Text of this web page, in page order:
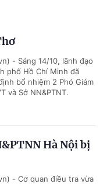
- Sáng 14/10, lãnh đạo
phố Hồ Chí Minh đã
bổ nhiệm 2 Phó Giám
và Sở NN&PTNT.
Hà Nội bị
- Cơ quan điều tra vừa